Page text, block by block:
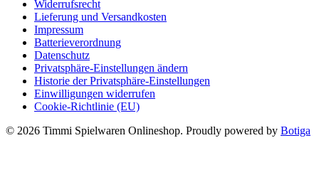
Widerrufsrecht
Lieferung und Versandkosten
Impressum
Batterieverordnung
Datenschutz
Privatsphäre-Einstellungen ändern
Historie der Privatsphäre-Einstellungen
Einwilligungen widerrufen
Cookie-Richtlinie (EU)
© 2026 Timmi Spielwaren Onlineshop. Proudly powered by Botiga